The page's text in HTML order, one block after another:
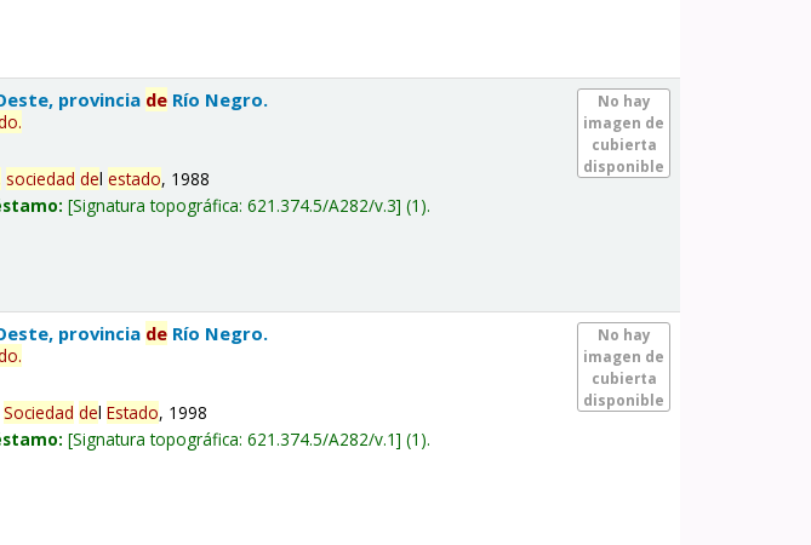
No hay
imagen de
cubierta
disponible
provincia de Río Negro.
.
sociedad delestado, 1988
Signatura topográfica:621.374.5/A282/v.3 (1).
No hay
imagen de
cubierta
disponible
provincia de Río Negro.
.
Sociedad delEstado, 1998
Signatura topográfica:621.374.5/A282/v.1 (1).